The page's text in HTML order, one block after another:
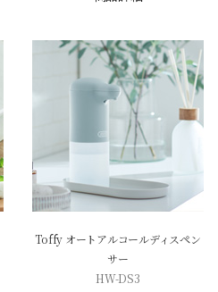
Toffy オートアルコールディスペン
サー
HW-DS3